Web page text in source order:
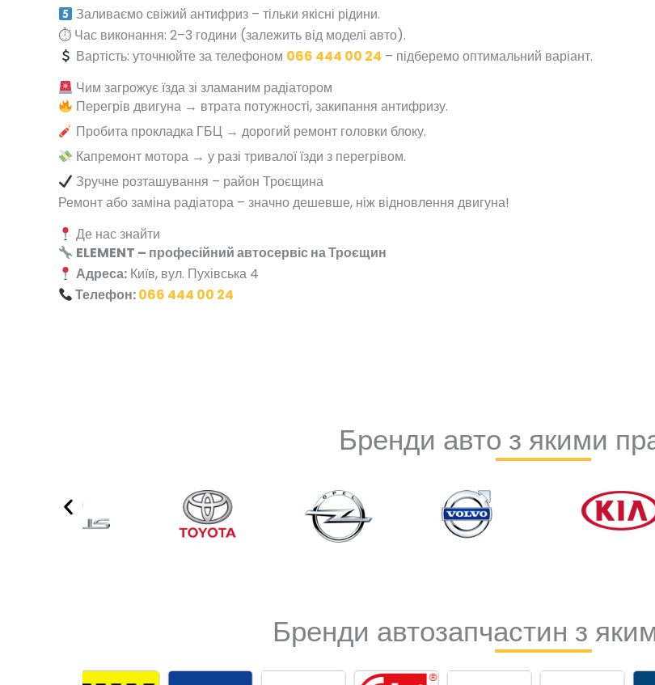
Заливаємо свіжий антифриз – тільки якісні рідини.
⏱ Час виконання: 2–3 години (залежить від моделі авто).
Вартість: уточнюйте за телефоном 066 444 00 24 – підберемо оптимальний варіант.
Чим загрожує їзда зі зламаним радіатором
Перегрів двигуна → втрата потужності, закипання антифризу.
Пробита прокладка ГБЦ → дорогий ремонт головки блоку.
Капремонт мотора → у разі тривалої їзди з перегрівом.
Зручне розташування – район Троєщина
Ремонт або заміна радіатора – значно дешевше, ніж відновлення двигуна!
Де нас знайти
ELEMENT – професійний автосервіс на Троєщин
Адреса: Київ, вул. Пухівська 4
Телефон:066 444 00 24
Бренди авто з якими
Бренди автозапчастин з